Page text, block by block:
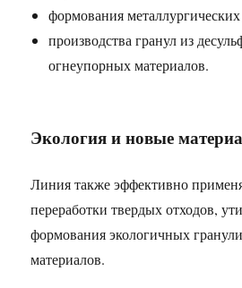
формования
производства гранул из
огнеупорных материалов.
Экология и новые
Линия также эффективно
переработки твердых отходов,
формования экологичных
материалов.